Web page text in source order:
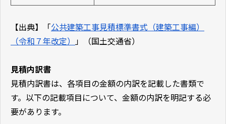
【出典】「公共建築工事見積標準書式（建築工事編）
（令和７年改定） 」（国土交通省）
見積内訳書
見積内訳書は、各項目の金額の内訳を記載した書類で
す。以下の記載項目について、金額の内訳を明記する必
要があります。